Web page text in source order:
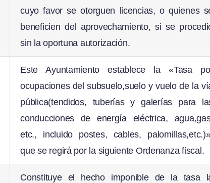
cuyo favor se otorguen licencias, o quienes
beneficien del aprovechamiento, si se
sin la oportuna autorización.
Este Ayuntamiento establece la «Tasa
ocupaciones del subsuelo,suelo y vuelo de la
pública(tendidos, tuberías y galerías para
conducciones de energía eléctrica,
etc., incluido postes, cables,
que se regirá por la siguiente Ordenanza fiscal.
Constituye el hecho imponible de la tasa